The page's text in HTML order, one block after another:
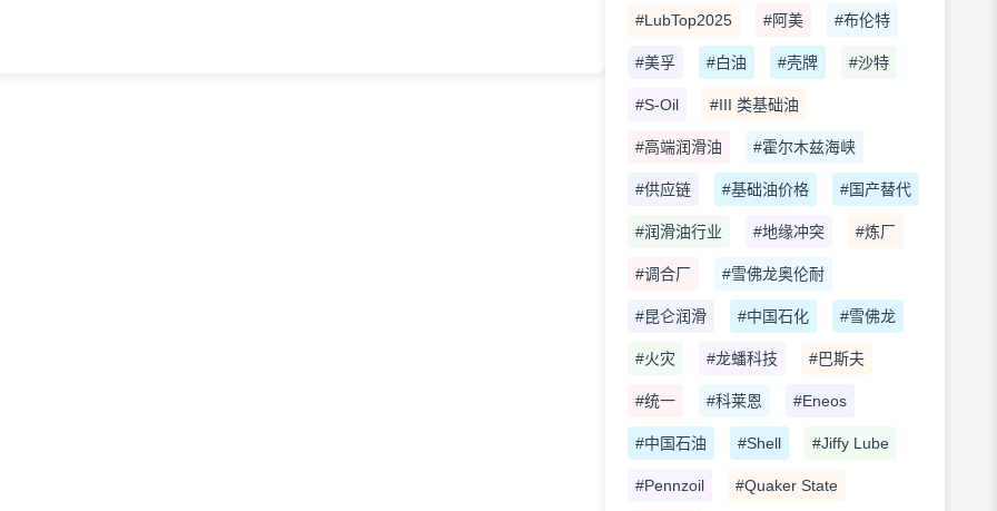
#LubTop2025 #阿美 #布伦特
#美孚 #白油 #壳牌 #沙特
#S-Oil #III 类基础油
#高端润滑油 #霍尔木兹海峡
#供应链 #基础油价格 #国产替代
#润滑油行业 #地缘冲突 #炼厂
#调合厂 #雪佛龙奥伦耐
#昆仑润滑 #中国石化 #雪佛龙
#火灾 #龙蟠科技 #巴斯夫
#统一 #科莱恩 #Eneos
#中国石油 #Shell #Jiffy Lube
#Pennzoil #Quaker State